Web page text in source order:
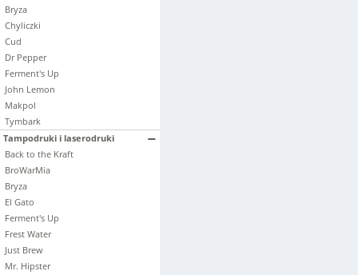
Bryza
Chyliczki
Cud
Dr Pepper
Ferment's Up
John Lemon
Makpol
Tymbark
Tampodruki i laserodruki
Back to the Kraft
BroWarMia
Bryza
El Gato
Ferment's Up
Frest Water
Just Brew
Mr. Hipster